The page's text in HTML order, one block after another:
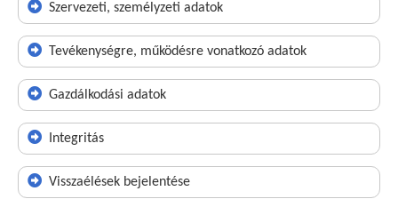
Szervezeti, személyzeti adatok
Tevékenységre, működésre vonatkozó adatok
Gazdálkodási adatok
Integritás
Visszaélések bejelentése